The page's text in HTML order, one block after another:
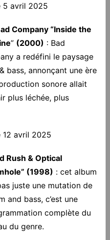
5 avril 2025
Company “Inside the
” (2000) : Bad
a redéfini le paysage
bass, annonçant une ère
sonore allait
plus léchée, plus
12 avril 2025
Rush & Optical
(1998) : cet album
juste une mutation de
and bass, c’est une
complète du
du genre.